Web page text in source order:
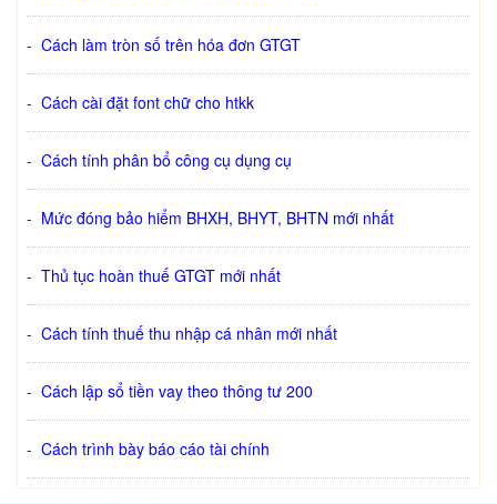
- Cách làm tròn số trên hóa đơn GTGT
- Cách cài đặt font chữ cho htkk
- Cách tính phân bổ công cụ dụng cụ
- Mức đóng bảo hiểm BHXH, BHYT, BHTN mới nhất
- Thủ tục hoàn thuế GTGT mới nhất
- Cách tính thuế thu nhập cá nhân mới nhất
- Cách lập sổ tiền vay theo thông tư 200
- Cách trình bày báo cáo tài chính